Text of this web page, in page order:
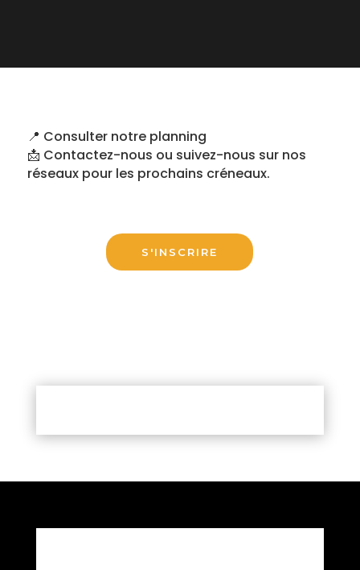
📍 Consulter notre planning
📩 Contactez-nous ou suivez-nous sur nos
réseaux pour les prochains créneaux.
S'INSCRIRE